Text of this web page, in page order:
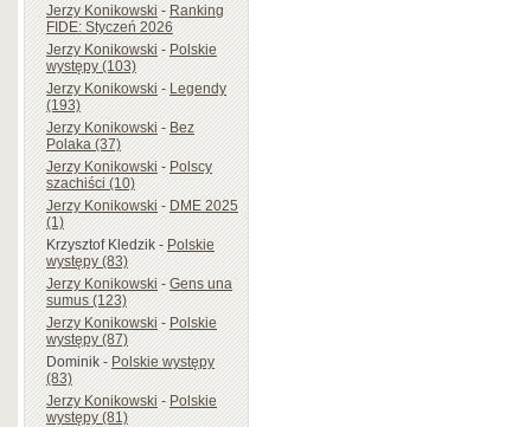
Jerzy Konikowski-Ranking
FIDE: Styczeń 2026
Jerzy Konikowski-Polskie
występy (103)
Jerzy Konikowski-Legendy
(193)
Jerzy Konikowski-Bez
Polaka (37)
Jerzy Konikowski-Polscy
szachiści (10)
Jerzy Konikowski-DME 2025
(1)
Krzysztof Kledzik-Polskie
występy (83)
Jerzy Konikowski-Gens una
sumus (123)
Jerzy Konikowski-Polskie
występy (87)
Dominik-Polskie występy
(83)
Jerzy Konikowski-Polskie
występy (81)